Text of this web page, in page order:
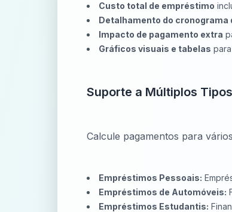
Custo total de empréstimo
Detalhamento do cronograma
Impacto de pagamento extra
Gráficos visuais e tabelas
Suporte a Múltiplos
Calcule pagamentos para
Empréstimos Pessoais:
Empréstimos de Automóveis:
Empréstimos Estudantis: